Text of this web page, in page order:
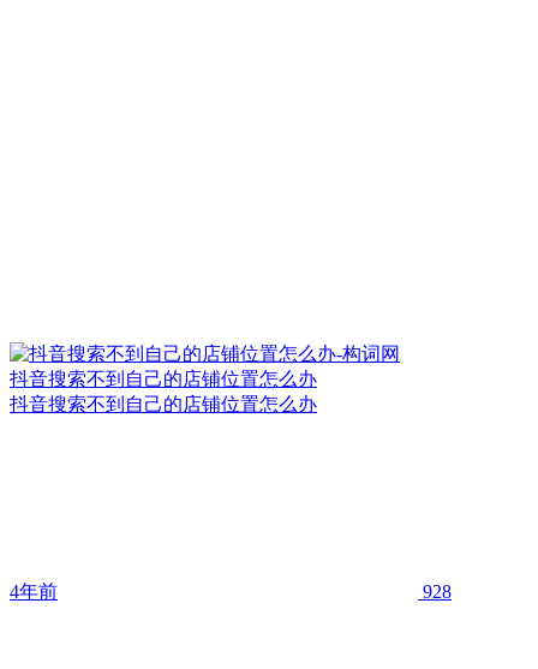
抖音搜索不到自己的店铺位置怎么办
抖音搜索不到自己的店铺位置怎么办
4年前 928